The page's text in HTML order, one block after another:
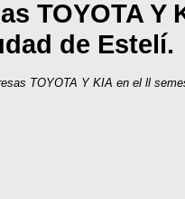
TOYOTA Y
de Estelí.
TOYOTA Y KIA en el ll